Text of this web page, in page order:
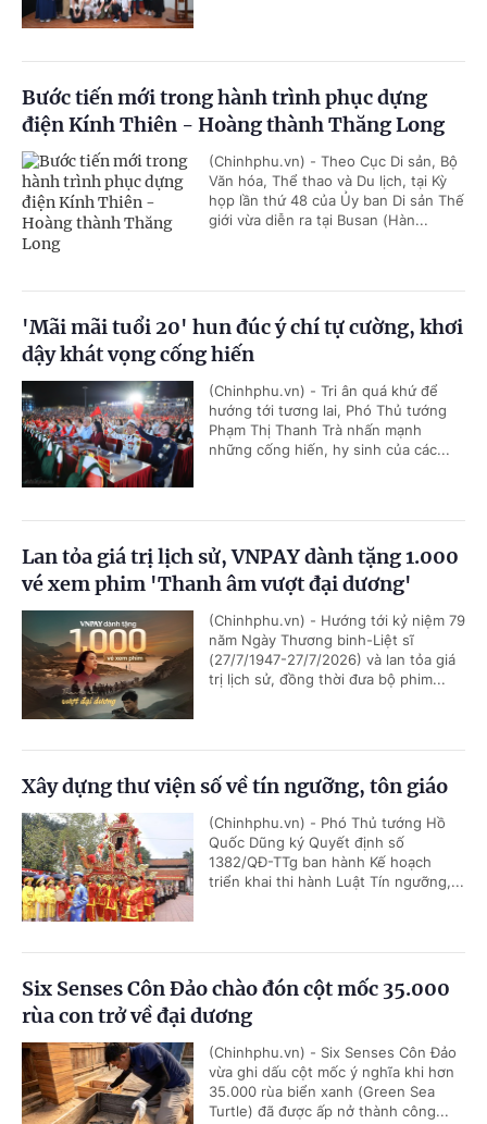
Bước tiến mới trong hành trình phục dựng
điện Kính Thiên - Hoàng thành Thăng Long
(Chinhphu.vn) - Theo Cục Di sản, Bộ
Văn hóa, Thể thao và Du lịch, tại Kỳ
họp lần thứ 48 của Ủy ban Di sản Thế
giới vừa diễn ra tại Busan (Hàn...
'Mãi mãi tuổi 20' hun đúc ý chí tự cường, khơi
dậy khát vọng cống hiến
(Chinhphu.vn) - Tri ân quá khứ để
hướng tới tương lai, Phó Thủ tướng
Phạm Thị Thanh Trà nhấn mạnh
những cống hiến, hy sinh của các...
Lan tỏa giá trị lịch sử, VNPAY dành tặng 1.000
vé xem phim 'Thanh âm vượt đại dương'
(Chinhphu.vn) - Hướng tới kỷ niệm 79
năm Ngày Thương binh-Liệt sĩ
(27/7/1947-27/7/2026) và lan tỏa giá
trị lịch sử, đồng thời đưa bộ phim...
Xây dựng thư viện số về tín ngưỡng, tôn giáo
(Chinhphu.vn) - Phó Thủ tướng Hồ
Quốc Dũng ký Quyết định số
1382/QĐ-TTg ban hành Kế hoạch
triển khai thi hành Luật Tín ngưỡng,...
Six Senses Côn Đảo chào đón cột mốc 35.000
rùa con trở về đại dương
(Chinhphu.vn) - Six Senses Côn Đảo
vừa ghi dấu cột mốc ý nghĩa khi hơn
35.000 rùa biển xanh (Green Sea
Turtle) đã được ấp nở thành công...